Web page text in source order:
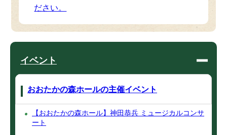
ださい。
イベント
おおたかの森ホールの主催イベント
【おおたかの森ホール】神田恭兵 ミュージカルコンサ
ート